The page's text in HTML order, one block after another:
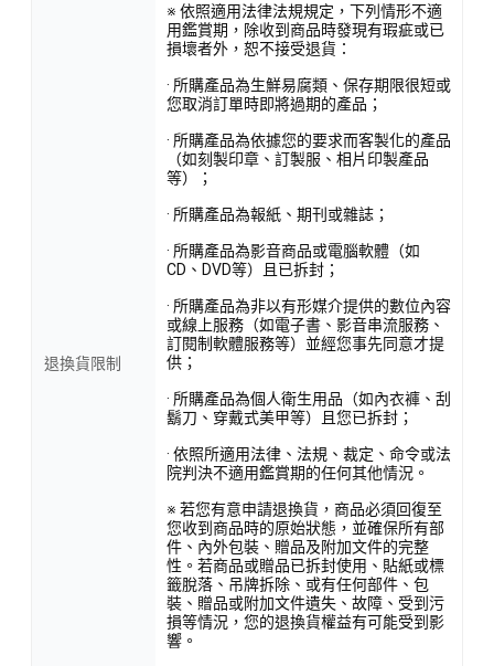
退換貨限制
※ 依照適用法律法規規定，下列情形不適
用鑑賞期，除收到商品時發現有瑕疵或已
損壞者外，恕不接受退貨：
· 所購產品為生鮮易腐類、保存期限很短或
您取消訂單時即將過期的產品；
· 所購產品為依據您的要求而客製化的產品
（如刻製印章、訂製服、相片印製產品
等）；
· 所購產品為報紙、期刊或雜誌；
· 所購產品為影音商品或電腦軟體（如
CD、DVD等）且已拆封；
· 所購產品為非以有形媒介提供的數位內容
或線上服務（如電子書、影音串流服務、
訂閱制軟體服務等）並經您事先同意才提
供；
· 所購產品為個人衛生用品（如內衣褲、刮
鬍刀、穿戴式美甲等）且您已拆封；
· 依照所適用法律、法規、裁定、命令或法
院判決不適用鑑賞期的任何其他情況。
※ 若您有意申請退換貨，商品必須回復至
您收到商品時的原始狀態，並確保所有部
件、內外包裝、贈品及附加文件的完整
性。若商品或贈品已拆封使用、貼紙或標
籤脫落、吊牌拆除、或有任何部件、包
裝、贈品或附加文件遺失、故障、受到污
損等情況，您的退換貨權益有可能受到影
響。